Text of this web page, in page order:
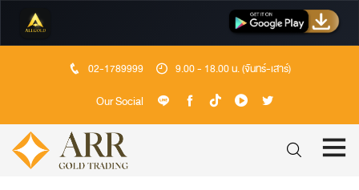
02-1789999 9.00 - 18.00 น. (จันทร์-เสาร์)
Our Social